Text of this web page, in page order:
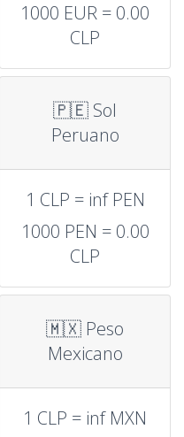
1000 EUR = 0.00
CLP
🇵🇪 Sol
Peruano
1 CLP = inf PEN
1000 PEN = 0.00
CLP
🇲🇽 Peso
Mexicano
1 CLP = inf MXN